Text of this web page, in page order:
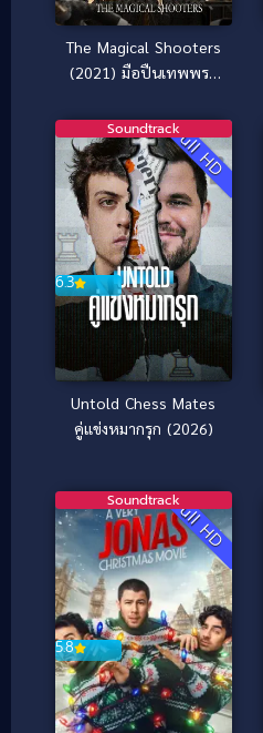
The Magical Shooters
(2021) มือปืนเทพพระ
Full HD
6.3
Soundtrack
Untold Chess Mates
คู่แข่งหมากรุก (2026)
Full HD
5.8
Soundtrack